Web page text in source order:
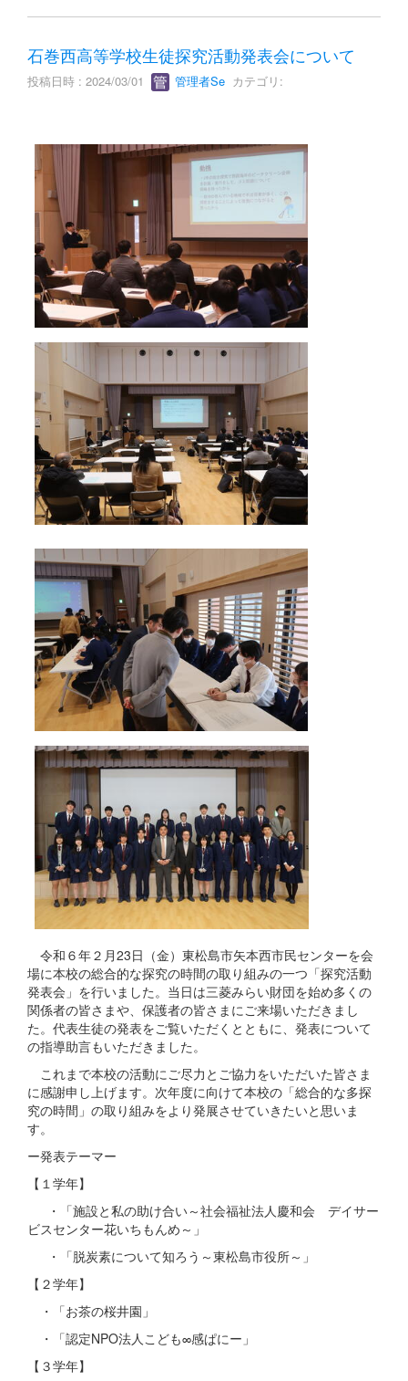
石巻西高等学校生徒探究活動発表会について
投稿日時 : 2024/03/01 管理者Se カテゴリ:
令和６年２月23日（金）東松島市矢本西市民センターを会
場に本校の総合的な探究の時間の取り組みの一つ「探究活動
発表会」を行いました。当日は三菱みらい財団を始め多くの
関係者の皆さまや、保護者の皆さまにご来場いただきまし
た。代表生徒の発表をご覧いただくとともに、発表について
の指導助言もいただきました。
これまで本校の活動にご尽力とご協力をいただいた皆さま
に感謝申し上げます。次年度に向けて本校の「総合的な多探
究の時間」の取り組みをより発展させていきたいと思いま
す。
ー発表テーマー
【１学年】
・「施設と私の助け合い～社会福祉法人慶和会 デイサー
ビスセンター花いちもんめ～」
・「脱炭素について知ろう～東松島市役所～」
【２学年】
・「お茶の桜井園」
・「認定NPO法人こども∞感ぱにー」
【３学年】